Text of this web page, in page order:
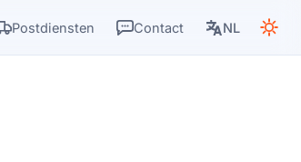
Postdiensten Contact NL